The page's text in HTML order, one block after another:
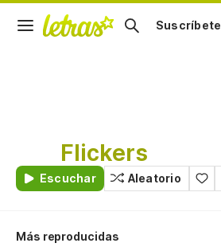
Suscríbete
Flickers
Escuchar Aleatorio
Más reproducidas